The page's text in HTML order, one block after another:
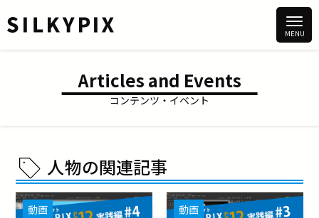
Articles and Events
コンテンツ・イベント
人物の関連記事
動画 動画